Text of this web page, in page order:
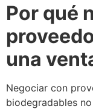
Por qué
una
Negociar con
biodegradables